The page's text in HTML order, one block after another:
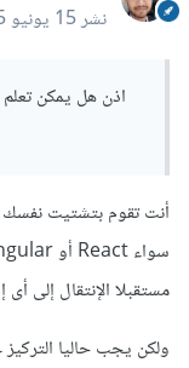
نشر15 يونيو 2025
اذن هل يمكن
أنت تقوم بتشتيت
مستقبلا الإنتقال إلى
ولكن يجب حاليا